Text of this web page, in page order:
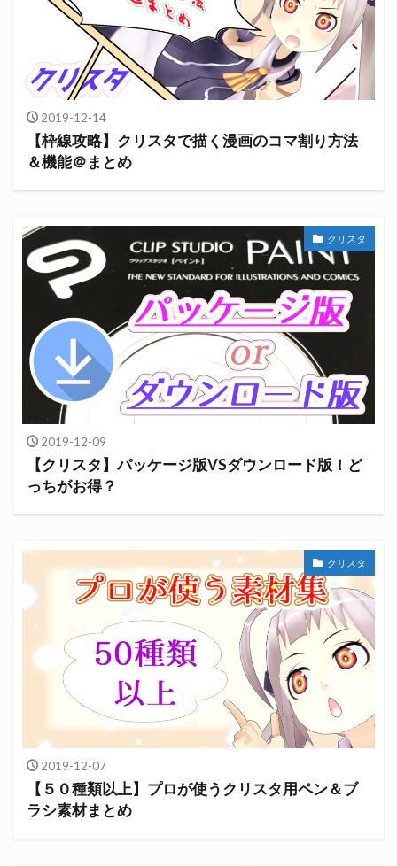
2019-12-14
【枠線攻略】クリスタで描く漫画のコマ割り方法
＆機能＠まとめ
クリスタ
2019-12-09
【クリスタ】パッケージ版VSダウンロード版！ど
っちがお得？
クリスタ
2019-12-07
【５０種類以上】プロが使うクリスタ用ペン＆ブ
ラシ素材まとめ